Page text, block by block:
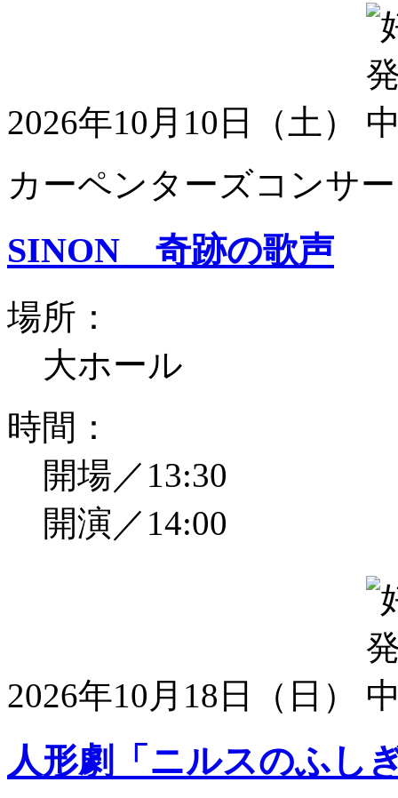
2026年10月10日（土）
カーペンターズコンサ
SINON 奇跡の歌声
場所：
大ホール
時間：
開場／13:30
開演／14:00
2026年10月18日（日）
人形劇「ニルスのふし